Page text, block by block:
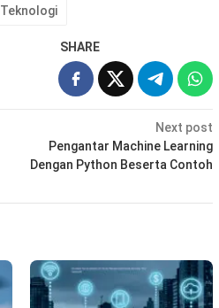
Teknologi
SHARE
Next post
Pengantar Machine Learning
Dengan Python Beserta Contoh